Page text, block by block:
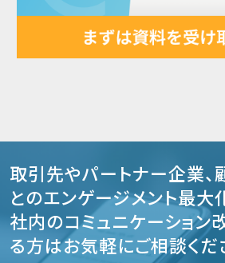
取引先やパートナー企業
とのエンゲージメント最大
社内のコミュニケーション
る方はお気軽にご相談くだ